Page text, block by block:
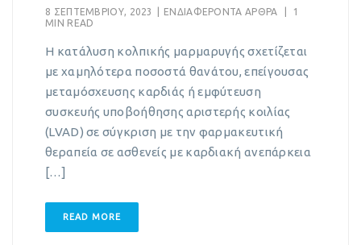
8 ΣΕΠΤΕΜΒΡΊΟΥ, 2023 EΝΔΙΑΦΈΡΟΝΤΑ ΆΡΘΡΑ
1
MIN READ
Η κατάλυση κολπικής μαρμαρυγής σχετίζεται
με χαμηλότερα ποσοστά θανάτου, επείγουσας
μεταμόσχευσης καρδιάς ή εμφύτευση
συσκευής υποβοήθησης αριστερής κοιλίας
(LVAD) σε σύγκριση με την φαρμακευτική
θεραπεία σε ασθενείς με καρδιακή ανεπάρκεια
[…]
READ MORE